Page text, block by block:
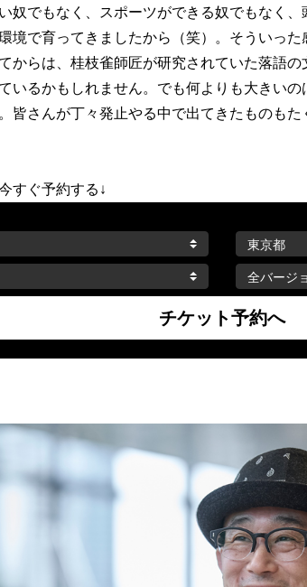
奴でもなく、スポーツができる奴でもなく
境で育ってきましたから（笑）。そういっ
からは、桂枝雀師匠が研究されていた落語
いるかもしれません。でも何よりも大きい
皆さんが丁々発止やる中で出てきたものもた
すぐ予約する↓